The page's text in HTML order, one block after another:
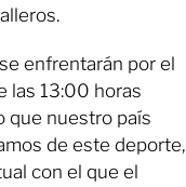
enfrentarán por el
las 13:00 horas
que nuestro país
de este deporte,
con el que el